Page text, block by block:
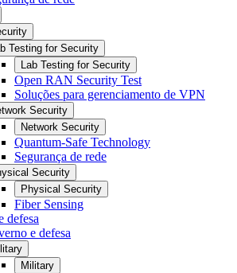
Testing for Security
Lab Testing for Security
Open RAN Security Test
Soluções para gerenciamento de VPN
Security
Network Security
Quantum-Safe Technology
Segurança de rede
Security
Physical Security
Fiber Sensing
defesa
e defesa
Military